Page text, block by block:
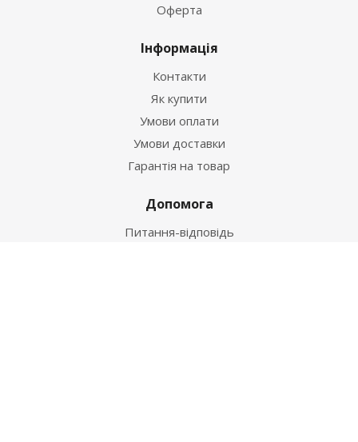
Оферта
Інформація
Контакти
Як купити
Умови оплати
Умови доставки
Гарантія на товар
Допомога
Питання-відповідь